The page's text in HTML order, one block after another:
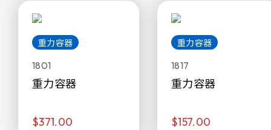
重力容器
1801
重力容器
$371.00
重力容器
1817
重力容器
$157.00